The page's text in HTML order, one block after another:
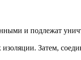
и подлежат
Затем,